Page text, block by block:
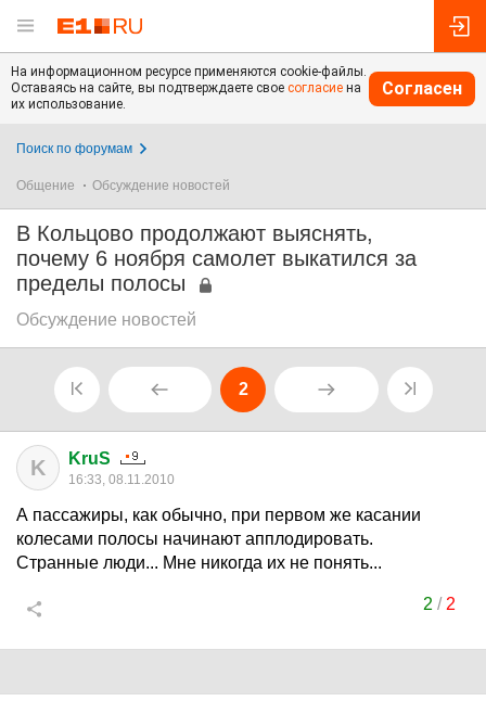
На информационном ресурсе применяются cookie-файлы.
Оставаясь на сайте, вы подтверждаете свое согласие на
их использование.
Согласен
Поиск по форумам
Общение Обсуждение новостей
В Кольцово продолжают выяснять,
почему 6 ноября самолет выкатился за
пределы полосы
Обсуждение новостей
2
K KruS
16:33, 08.11.2010
А пассажиры, как обычно, при первом же касании
колесами полосы начинают апплодировать.
Странные люди... Мне никогда их не понять...
2 / 2